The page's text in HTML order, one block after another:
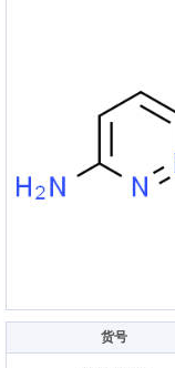
货号